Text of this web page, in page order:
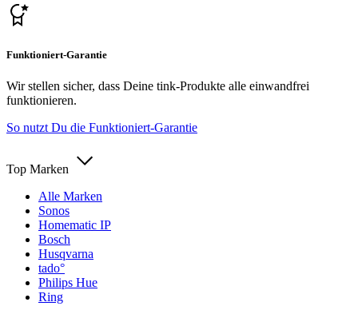
Funktioniert-Garantie
Wir stellen sicher, dass Deine tink-Produkte alle einwandfrei
funktionieren.
So nutzt Du die Funktioniert-Garantie
Top Marken
Alle Marken
Sonos
Homematic IP
Bosch
Husqvarna
tado°
Philips Hue
Ring